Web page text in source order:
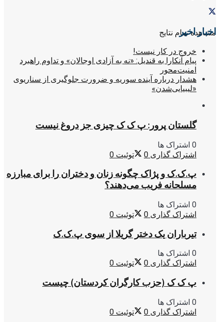
مشاهده تمام نتایج
اخبار اخیر
خروج در کار نیست!
پیام آنکارا به قندیل: «نه به آزادی اوجالان» و تداوم راهبرد
امنیت‌محور
هشدار درباره آینده سوریه و ضرورت جلوگیری از سناریوی
«لیبیایی‌شدن»
گلستان پرور: پ ک ک چیزی جز دروغ نیست
0 اشتراک ها
اشتراک گذاری 0 توئیت 0
پ.ک.ک و پژاک چگونه زنان و دختران را برای مبارزه
مسلحانه فریب می‌دهند؟
0 اشتراک ها
اشتراک گذاری 0 توئیت 0
تیرباران یک دختر گریلا از سوی پ.ک.ک
0 اشتراک ها
اشتراک گذاری 0 توئیت 0
پ ک ک (حزب کارگران کردستان) چیست
0 اشتراک ها
اشتراک گذاری 0 توئیت 0